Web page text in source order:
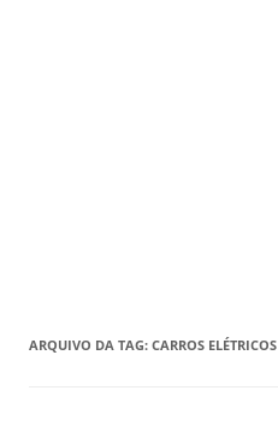
ARQUIVO DA TAG: CARROS ELÉTRICOS